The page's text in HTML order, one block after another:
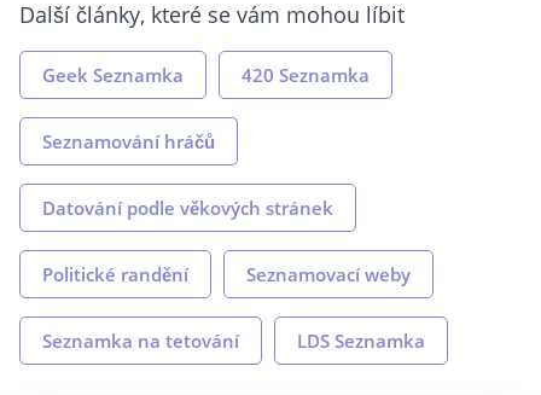
Další články, které se vám mohou líbit
Geek Seznamka 420 Seznamka
Seznamování hráčů
Datování podle věkových stránek
Politické randění Seznamovací weby
Seznamka na tetování LDS Seznamka